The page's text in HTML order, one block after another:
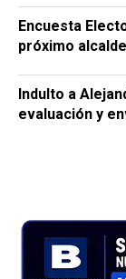
Encuesta
próximo
Indulto a
evaluación y